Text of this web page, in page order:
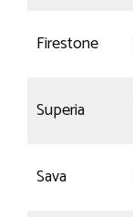
Firestone
Superia
Sava